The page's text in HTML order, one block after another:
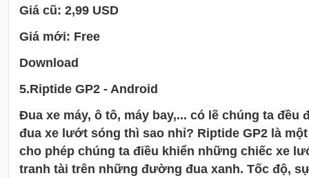
Giá cũ: 2,99 USD
Giá mới: Free
Download
5.Riptide GP2 - Android
Đua xe máy, ô tô, máy bay,... có lẽ chúng ta đều
đua xe lướt sóng thì sao nhỉ? Riptide GP2 là
cho phép chúng ta điều khiển những chiếc xe
tranh tài trên những đường đua xanh. Tốc độ,